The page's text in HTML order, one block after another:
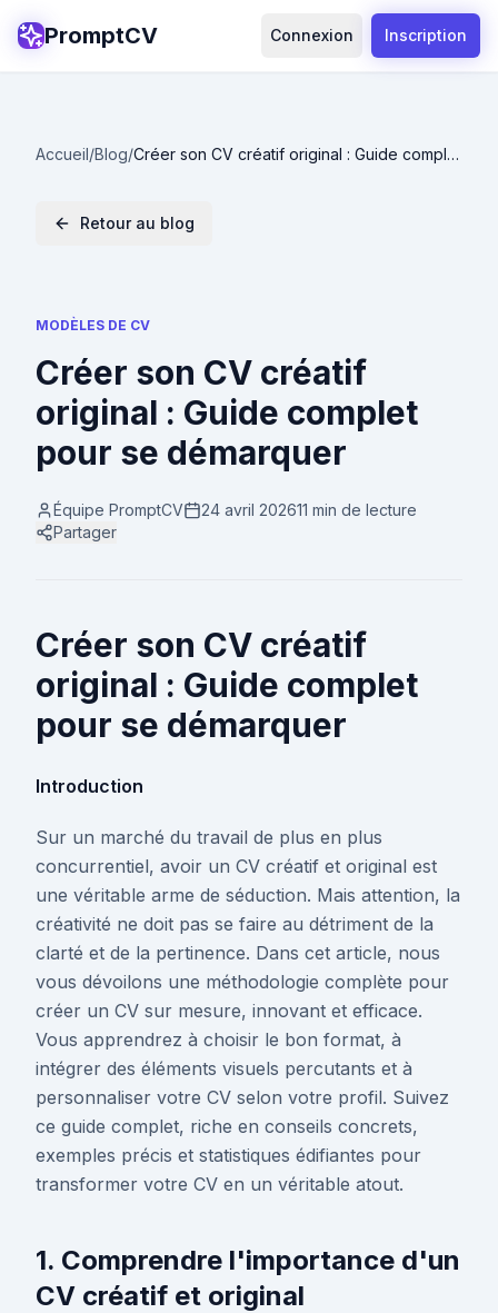
PromptCV Connexion Inscription
Accueil/Blog/Créer son CV créatif original : Guide complet
Retour au blog
MODÈLES DE CV
Créer son CV créatif
original : Guide complet
pour se démarquer
Équipe PromptCV 24 avril 202611 min de lecture
Partager
Créer son CV créatif
original : Guide complet
pour se démarquer
Introduction
Sur un marché du travail de plus en plus
concurrentiel, avoir un CV créatif et original est
une véritable arme de séduction. Mais attention, la
créativité ne doit pas se faire au détriment de la
clarté et de la pertinence. Dans cet article, nous
vous dévoilons une méthodologie complète pour
créer un CV sur mesure, innovant et efficace.
Vous apprendrez à choisir le bon format, à
intégrer des éléments visuels percutants et à
personnaliser votre CV selon votre profil. Suivez
ce guide complet, riche en conseils concrets,
exemples précis et statistiques édifiantes pour
transformer votre CV en un véritable atout.
1. Comprendre l'importance d'un
CV créatif et original